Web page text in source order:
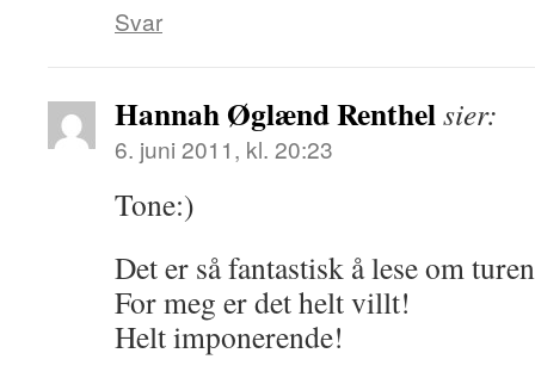
Svar
Hannah Øglænd Renthelsier:
6. juni 2011, kl. 20:23
Tone:)
Det er så fantastisk å lese om
For meg er det helt villt!
Helt imponerende!